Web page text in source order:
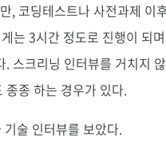
, 코딩테스트나 사전과제 이
는 3시간 정도로 진행이 되
스크리닝 인터뷰를 거치지
종 하는 경우가 있다.
술 인터뷰를 보았다.